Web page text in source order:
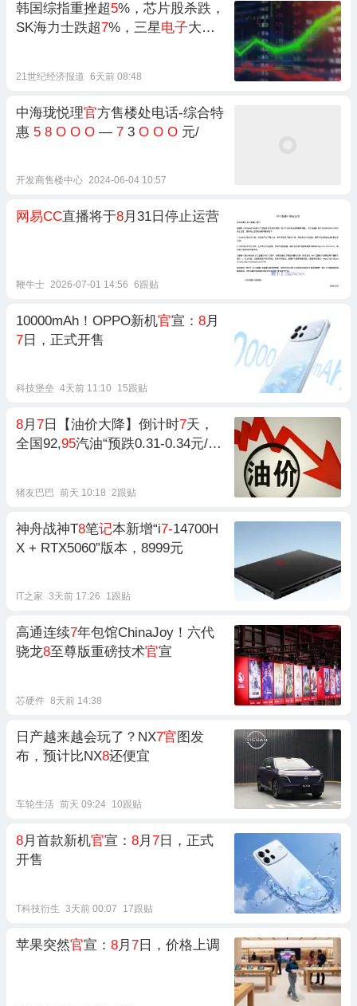
韩国综指重挫超5%，芯片股杀跌，
SK海力士跌超7%，三星电子大跌
21世纪经济报道 6天前 08:48
中海珑悦理官方售楼处电话-综合特
惠 5 8 O O O — 7 3 O O O 元/
开发商售楼中心 2024-06-04 10:57
网易CC直播将于8月31日停止运营
鞭牛士 2026-07-01 14:56 6跟贴
10000mAh！OPPO新机官宣： 8月
7 日，正式开售
科技堡垒 4天前 11:10 15跟贴
8月 7 日【油价大降】倒计时7天，
全国92,95汽油“预跌0.31-0.34元/
猪友巴巴 前天 10:18 2跟贴
神舟战神T8笔记本新增“i7-14700H
X + RTX5060”版本，8999元
IT之家 3天前 17:26 1跟贴
高通连续7年包馆ChinaJoy！六代
骁龙8至尊版重磅技术官宣
芯硬件 8天前 14:38
日产越来越会玩了？NX7官图发
布，预计比NX8还便宜
车轮生活 前天 09:24 10跟贴
8月首款新机官宣： 8月 7 日，正式
开售
T科技衍生 3天前 00:07 17跟贴
苹果突然官宣： 8月 7 日，价格上调